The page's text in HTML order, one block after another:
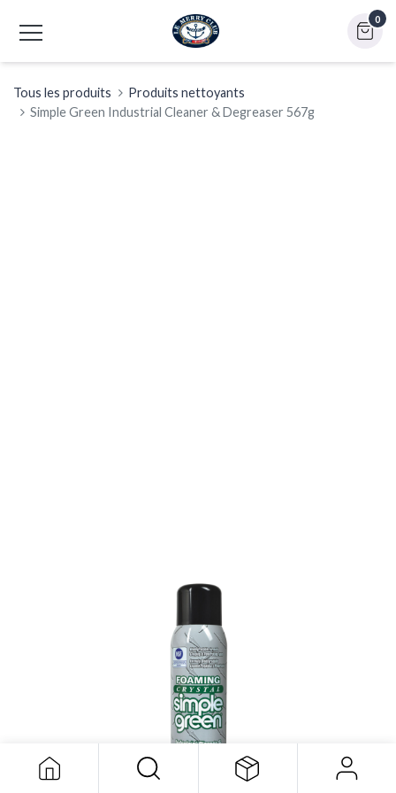
0
Tous les produits
Produits nettoyants
Simple Green Industrial Cleaner & Degreaser 567g
Simple Green Industrial Cleaner &
Degreaser 567g